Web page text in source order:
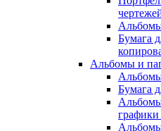
Бумага
Альбомы и
Бумага
графики